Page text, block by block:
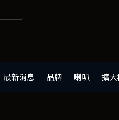
最新消息 品牌 喇叭 擴大